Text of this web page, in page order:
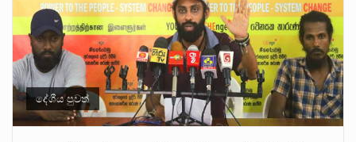
දේශීය පුවත්